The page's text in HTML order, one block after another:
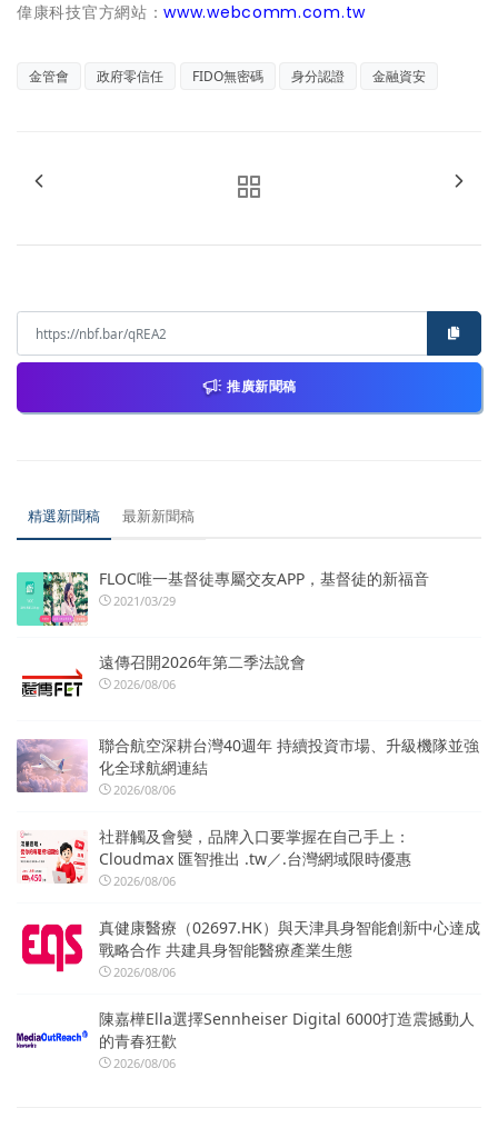
偉康科技官方網站：www.webcomm.com.tw
金管會 政府零信任 FIDO無密碼 身分認證 金融資安
推廣新聞稿
精選新聞稿 最新新聞稿
FLOC唯一基督徒專屬交友APP，基督徒的新福音
2021/03/29
遠傳召開2026年第二季法說會
2026/08/06
聯合航空深耕台灣40週年 持續投資市場、升級機隊並強
化全球航網連結
2026/08/06
社群觸及會變，品牌入口要掌握在自己手上：
Cloudmax 匯智推出 .tw／.台灣網域限時優惠
2026/08/06
真健康醫療（02697.HK）與天津具身智能創新中心達成
戰略合作 共建具身智能醫療產業生態
2026/08/06
陳嘉樺Ella選擇Sennheiser Digital 6000打造震撼動人
的青春狂歡
2026/08/06